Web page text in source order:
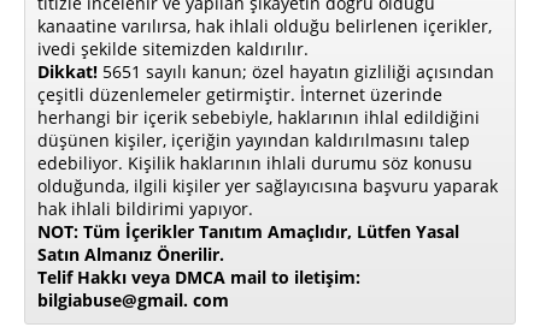
kanaatine varılırsa, hak ihlali olduğu belirlenen içerikler,
ivedi şekilde sitemizden kaldırılır.
Dikkat! 5651 sayılı kanun; özel hayatın gizliliği açısından
çeşitli düzenlemeler getirmiştir. İnternet üzerinde
herhangi bir içerik sebebiyle, haklarının ihlal edildiğini
düşünen kişiler, içeriğin yayından kaldırılmasını talep
edebiliyor. Kişilik haklarının ihlali durumu söz konusu
olduğunda, ilgili kişiler yer sağlayıcısına başvuru yaparak
hak ihlali bildirimi yapıyor.
NOT: Tüm İçerikler Tanıtım Amaçlıdır, Lütfen Yasal
Satın Almanız Önerilir.
Telif Hakkı veya DMCA mail to iletişim:
bilgiabuse@gmail. com